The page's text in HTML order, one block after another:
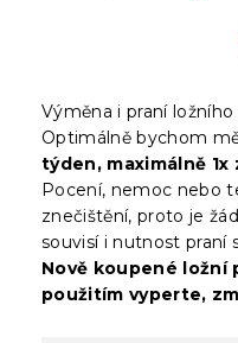
Výměna i praní
Optimálně bychom
týden, maximálně
Pocení, nemoc nebo
znečištění, proto je
souvisí i nutnost praní
Nově koupené ložní
použitím vyperte,